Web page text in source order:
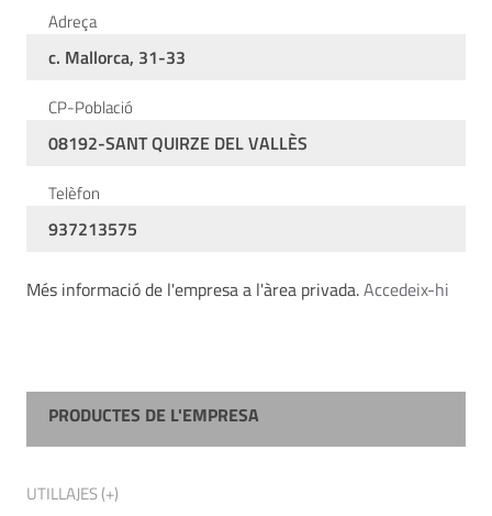
Adreça
c. Mallorca, 31-33
CP-Població
08192-SANT QUIRZE DEL VALLÈS
Telèfon
937213575
Més informació de l'empresa a l'àrea privada.Accedeix-hi
PRODUCTES DE L'EMPRESA
UTILLAJES (+)